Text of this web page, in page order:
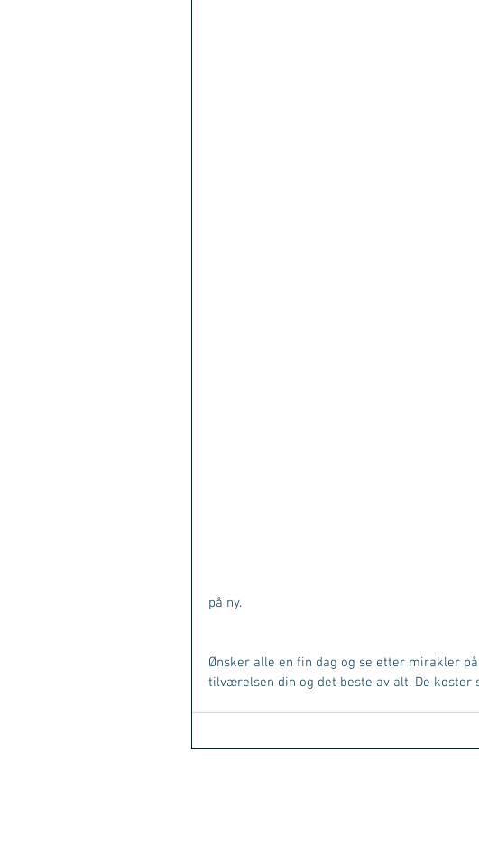
på ny.
Ønsker alle en fin dag og se etter mirakler
tilværelsen din og det beste av alt. De koster